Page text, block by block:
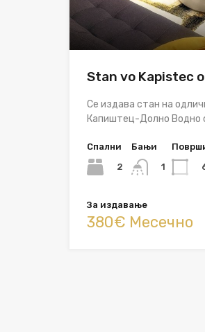
Stan vo Kapistec
Се издава стан на
Капиштец-Долно Водно
Спални
2
Бањи
1
За издавање
380€ Месечно